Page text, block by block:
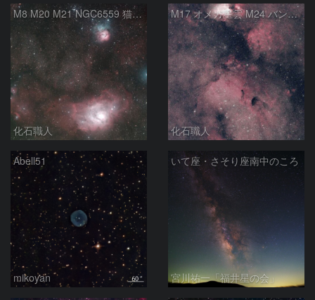
M8 M20 M21 NGC6559 猫の手星雲 いて座
化石職人
M17 オメガ星雲 M24 バンビの横顔 いて座
化石職人
Abell51
mikoyan
いて座・さそり座南中のころ
宮川祐一「福井星の会」